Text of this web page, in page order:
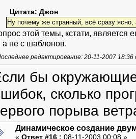
Цитата: Джон
Ну почему же странный, всё сразу
этой темы, кстати, является
а не с шаблонов.
редактирование: 20-11-2007 18:36
бы
сколько
порыва
Динамическое создание
« Ответ #16 : 08-11-2003 00:08 »